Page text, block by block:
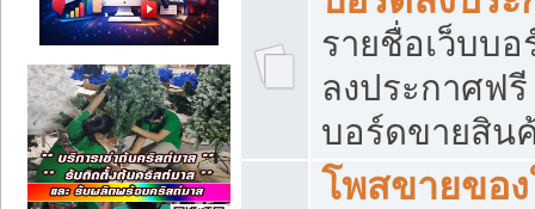
รายชื่อเว็บบ
ลงประกาศฟรี
บอร์ดขายสิน
โพสขายขอ